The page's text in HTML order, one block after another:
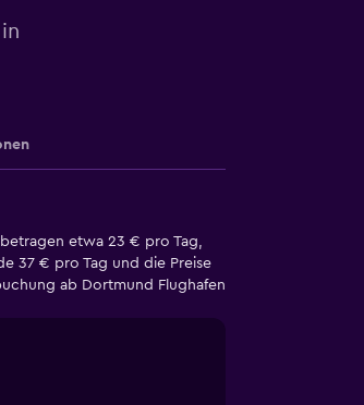
etwa 23 € pro Tag,
37 € pro Tag und die Preise
ab Dortmund Flughafen